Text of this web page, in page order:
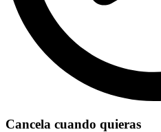
Cancela cuando quieras